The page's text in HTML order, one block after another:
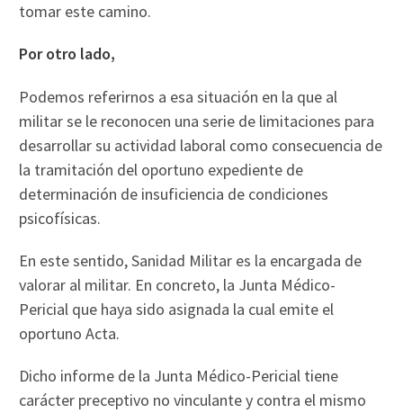
tomar este camino.
Por otro lado,
Podemos referirnos a esa situación en la que al
militar se le reconocen una serie de limitaciones para
desarrollar su actividad laboral como consecuencia de
la tramitación del oportuno expediente de
determinación de insuficiencia de condiciones
psicofísicas.
En este sentido, Sanidad Militar es la encargada de
valorar al militar. En concreto, la Junta Médico-
Pericial que haya sido asignada la cual emite el
oportuno Acta.
Dicho informe de la Junta Médico-Pericial tiene
carácter preceptivo no vinculante y contra el mismo